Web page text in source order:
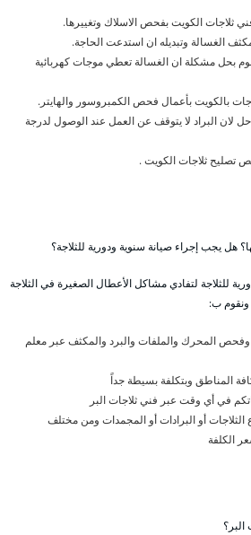
ثلاجات الكويت بفحص الاسلاك وتغييرها.
الغسالة وتبديله ان استدعت الحاجة.
بحل مشكلة ان الغسالة تعطي موجات كهربائية
بالكويت بأعمال فحص الكمبروسور والهايتر.
حل لان البراد لا يتوقف عن العمل عند الوصول لدرجة
تصليح ثلاجات الكويت .
هل يجب إجراء صيانة سنوية ودورية للثلاجة؟
للثلاجة لتفادي مشاكل الأعطال الصغيرة في الثلاجة
ونقوم ب:
وفحص المحرك والملفات والبرد والمكثف عبر معلم
المناطق وبتكلفة بسيطة جداً
في أي وقت عبر فني ثلاجات البر
الثلاجات أو البرادات أو المجمدات ومن مختلف
الكلفة